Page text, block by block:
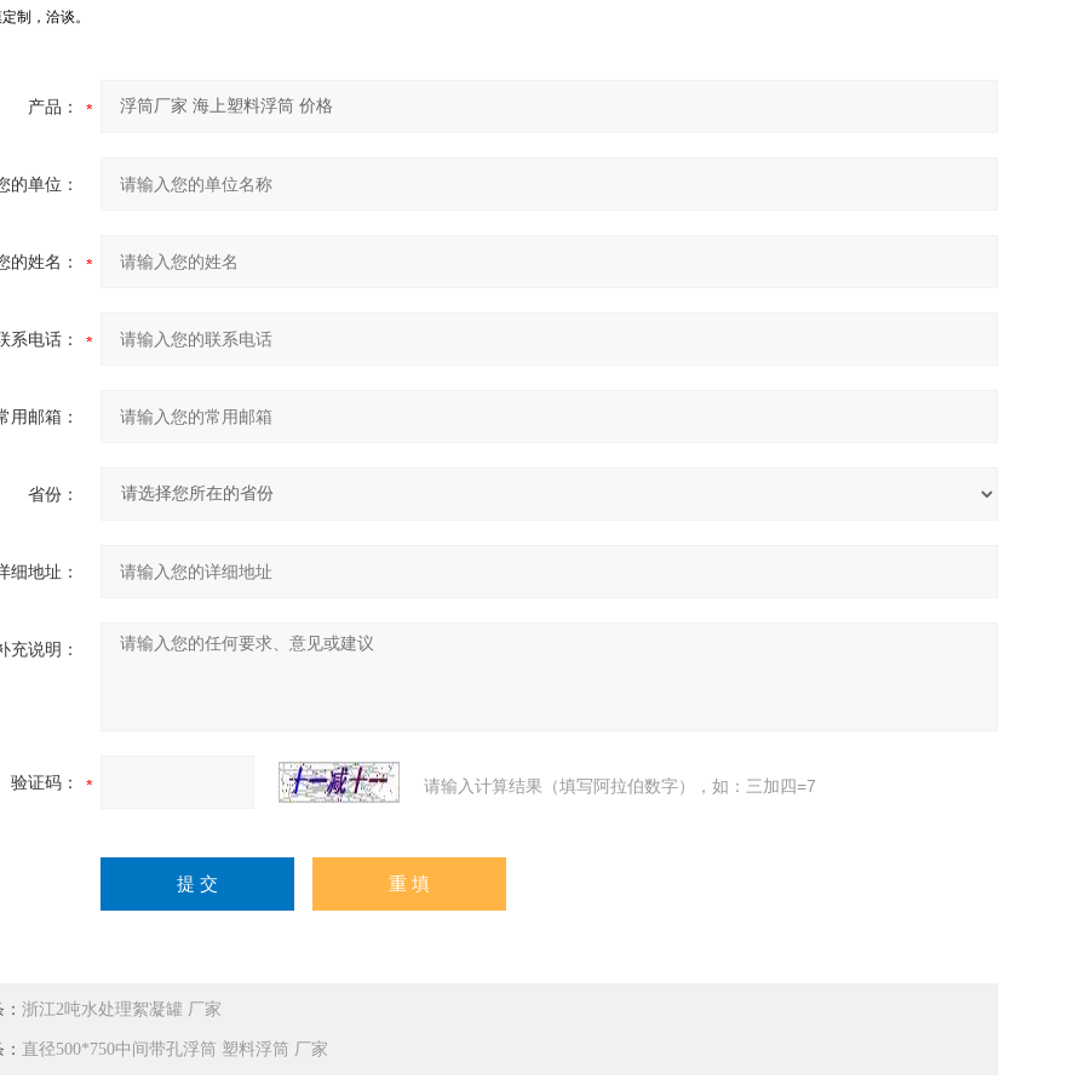
制，洽谈。
产品：
的单位：
的姓名：
系电话：
用邮箱：
省份：
细地址：
充说明：
验证码： 请输入计算结果（填写阿拉伯数字），如：三加四=7
浙江2吨水处理絮凝罐 厂家
直径500*750中间带孔浮筒 塑料浮筒 厂家